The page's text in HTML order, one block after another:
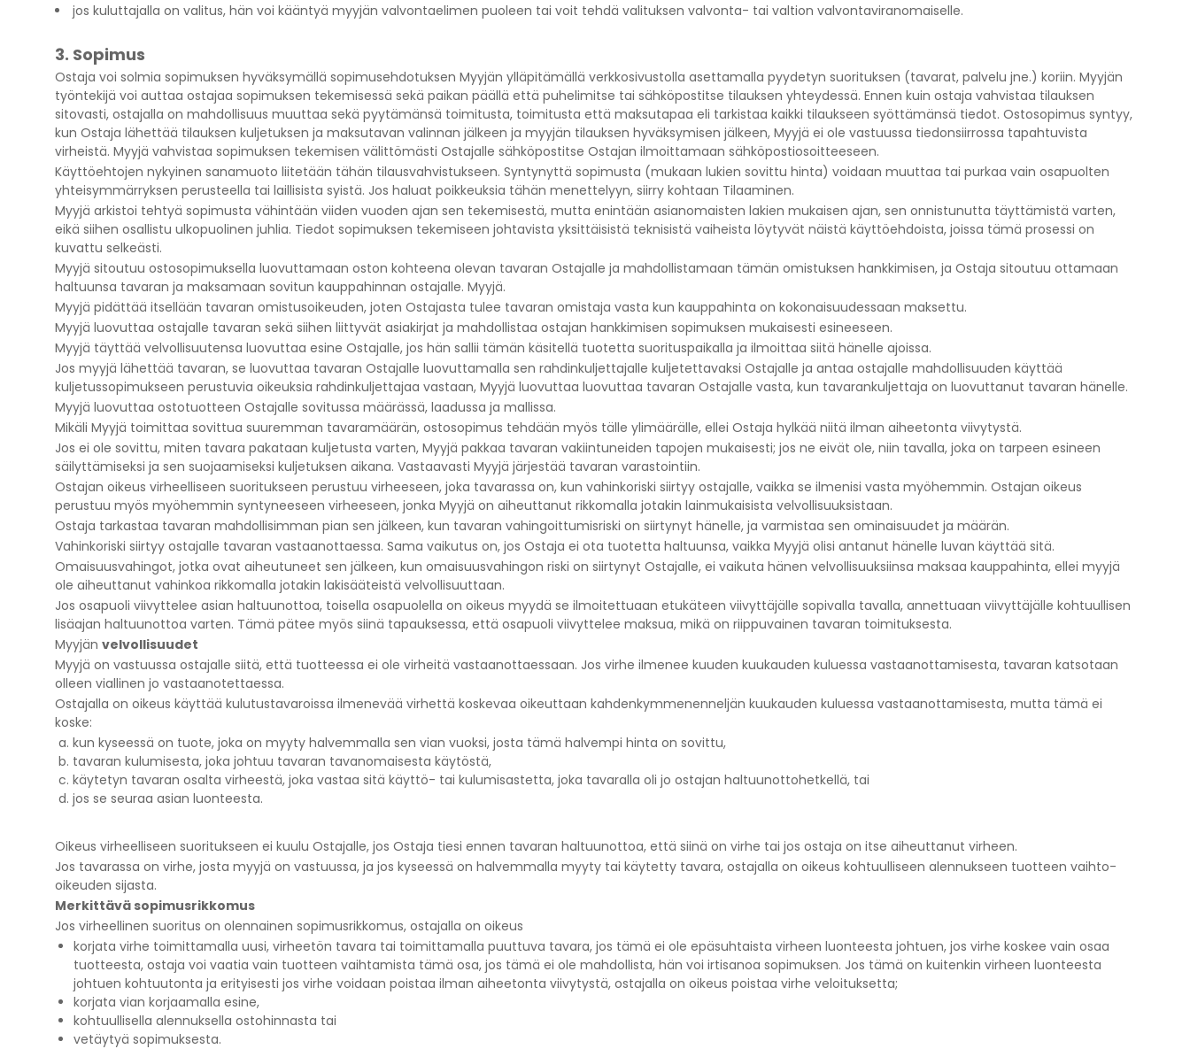
jos kuluttajalla on valitus, hän voi kääntyä myyjän valvontaelimen puoleen tai voit tehdä valituksen valvonta- tai valtion valvontaviranomaiselle.
3. Sopimus
Ostaja voi solmia sopimuksen hyväksymällä sopimusehdotuksen Myyjän ylläpitämällä verkkosivustolla asettamalla pyydetyn suorituksen (tavarat, palvelu jne.) koriin. Myyjän
työntekijä voi auttaa ostajaa sopimuksen tekemisessä sekä paikan päällä että puhelimitse tai sähköpostitse tilauksen yhteydessä. Ennen kuin ostaja vahvistaa tilauksen
sitovasti, ostajalla on mahdollisuus muuttaa sekä pyytämänsä toimitusta, toimitusta että maksutapaa eli tarkistaa kaikki tilaukseen syöttämänsä tiedot. Ostosopimus syntyy,
kun Ostaja lähettää tilauksen kuljetuksen ja maksutavan valinnan jälkeen ja myyjän tilauksen hyväksymisen jälkeen, Myyjä ei ole vastuussa tiedonsiirrossa tapahtuvista
virheistä. Myyjä vahvistaa sopimuksen tekemisen välittömästi Ostajalle sähköpostitse Ostajan ilmoittamaan sähköpostiosoitteeseen.
Käyttöehtojen nykyinen sanamuoto liitetään tähän tilausvahvistukseen. Syntynyttä sopimusta (mukaan lukien sovittu hinta) voidaan muuttaa tai purkaa vain osapuolten
yhteisymmärryksen perusteella tai laillisista syistä. Jos haluat poikkeuksia tähän menettelyyn, siirry kohtaan Tilaaminen.
Myyjä arkistoi tehtyä sopimusta vähintään viiden vuoden ajan sen tekemisestä, mutta enintään asianomaisten lakien mukaisen ajan, sen onnistunutta täyttämistä varten,
eikä siihen osallistu ulkopuolinen juhlia. Tiedot sopimuksen tekemiseen johtavista yksittäisistä teknisistä vaiheista löytyvät näistä käyttöehdoista, joissa tämä prosessi on
kuvattu selkeästi.
Myyjä sitoutuu ostosopimuksella luovuttamaan oston kohteena olevan tavaran Ostajalle ja mahdollistamaan tämän omistuksen hankkimisen, ja Ostaja sitoutuu ottamaan
haltuunsa tavaran ja maksamaan sovitun kauppahinnan ostajalle. Myyjä.
Myyjä pidättää itsellään tavaran omistusoikeuden, joten Ostajasta tulee tavaran omistaja vasta kun kauppahinta on kokonaisuudessaan maksettu.
Myyjä luovuttaa ostajalle tavaran sekä siihen liittyvät asiakirjat ja mahdollistaa ostajan hankkimisen sopimuksen mukaisesti esineeseen.
Myyjä täyttää velvollisuutensa luovuttaa esine Ostajalle, jos hän sallii tämän käsitellä tuotetta suorituspaikalla ja ilmoittaa siitä hänelle ajoissa.
Jos myyjä lähettää tavaran, se luovuttaa tavaran Ostajalle luovuttamalla sen rahdinkuljettajalle kuljetettavaksi Ostajalle ja antaa ostajalle mahdollisuuden käyttää
kuljetussopimukseen perustuvia oikeuksia rahdinkuljettajaa vastaan, Myyjä luovuttaa luovuttaa tavaran Ostajalle vasta, kun tavarankuljettaja on luovuttanut tavaran hänelle.
Myyjä luovuttaa ostotuotteen Ostajalle sovitussa määrässä, laadussa ja mallissa.
Mikäli Myyjä toimittaa sovittua suuremman tavaramäärän, ostosopimus tehdään myös tälle ylimäärälle, ellei Ostaja hylkää niitä ilman aiheetonta viivytystä.
Jos ei ole sovittu, miten tavara pakataan kuljetusta varten, Myyjä pakkaa tavaran vakiintuneiden tapojen mukaisesti; jos ne eivät ole, niin tavalla, joka on tarpeen esineen
säilyttämiseksi ja sen suojaamiseksi kuljetuksen aikana. Vastaavasti Myyjä järjestää tavaran varastointiin.
Ostajan oikeus virheelliseen suoritukseen perustuu virheeseen, joka tavarassa on, kun vahinkoriski siirtyy ostajalle, vaikka se ilmenisi vasta myöhemmin. Ostajan oikeus
perustuu myös myöhemmin syntyneeseen virheeseen, jonka Myyjä on aiheuttanut rikkomalla jotakin lainmukaisista velvollisuuksistaan.
Ostaja tarkastaa tavaran mahdollisimman pian sen jälkeen, kun tavaran vahingoittumisriski on siirtynyt hänelle, ja varmistaa sen ominaisuudet ja määrän.
Vahinkoriski siirtyy ostajalle tavaran vastaanottaessa. Sama vaikutus on, jos Ostaja ei ota tuotetta haltuunsa, vaikka Myyjä olisi antanut hänelle luvan käyttää sitä.
Omaisuusvahingot, jotka ovat aiheutuneet sen jälkeen, kun omaisuusvahingon riski on siirtynyt Ostajalle, ei vaikuta hänen velvollisuuksiinsa maksaa kauppahinta, ellei myyjä
ole aiheuttanut vahinkoa rikkomalla jotakin lakisääteistä velvollisuuttaan.
Jos osapuoli viivyttelee asian haltuunottoa, toisella osapuolella on oikeus myydä se ilmoitettuaan etukäteen viivyttäjälle sopivalla tavalla, annettuaan viivyttäjälle kohtuullisen
lisäajan haltuunottoa varten. Tämä pätee myös siinä tapauksessa, että osapuoli viivyttelee maksua, mikä on riippuvainen tavaran toimituksesta.
Myyjän velvollisuudet
Myyjä on vastuussa ostajalle siitä, että tuotteessa ei ole virheitä vastaanottaessaan. Jos virhe ilmenee kuuden kuukauden kuluessa vastaanottamisesta, tavaran katsotaan
olleen viallinen jo vastaanotettaessa.
Ostajalla on oikeus käyttää kulutustavaroissa ilmenevää virhettä koskevaa oikeuttaan kahdenkymmenenneljän kuukauden kuluessa vastaanottamisesta, mutta tämä ei
koske:
kun kyseessä on tuote, joka on myyty halvemmalla sen vian vuoksi, josta tämä halvempi hinta on sovittu,
tavaran kulumisesta, joka johtuu tavaran tavanomaisesta käytöstä,
käytetyn tavaran osalta virheestä, joka vastaa sitä käyttö- tai kulumisastetta, joka tavaralla oli jo ostajan haltuunottohetkellä, tai
jos se seuraa asian luonteesta.
Oikeus virheelliseen suoritukseen ei kuulu Ostajalle, jos Ostaja tiesi ennen tavaran haltuunottoa, että siinä on virhe tai jos ostaja on itse aiheuttanut virheen.
Jos tavarassa on virhe, josta myyjä on vastuussa, ja jos kyseessä on halvemmalla myyty tai käytetty tavara, ostajalla on oikeus kohtuulliseen alennukseen tuotteen vaihto-
oikeuden sijasta.
Merkittävä sopimusrikkomus
Jos virheellinen suoritus on olennainen sopimusrikkomus, ostajalla on oikeus
korjata virhe toimittamalla uusi, virheetön tavara tai toimittamalla puuttuva tavara, jos tämä ei ole epäsuhtaista virheen luonteesta johtuen, jos virhe koskee vain osaa
tuotteesta, ostaja voi vaatia vain tuotteen vaihtamista tämä osa, jos tämä ei ole mahdollista, hän voi irtisanoa sopimuksen. Jos tämä on kuitenkin virheen luonteesta
johtuen kohtuutonta ja erityisesti jos virhe voidaan poistaa ilman aiheetonta viivytystä, ostajalla on oikeus poistaa virhe veloituksetta;
korjata vian korjaamalla esine,
kohtuullisella alennuksella ostohinnasta tai
vetäytyä sopimuksesta.